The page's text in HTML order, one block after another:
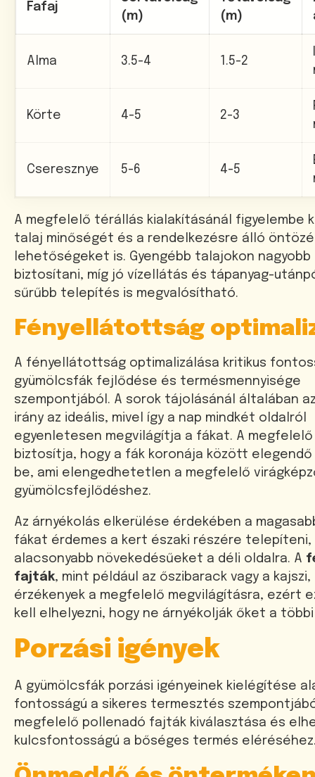
Fafaj
(m)
(m)
Alma 3.5-4 1.5-2
Körte 4-5 2-3
Cseresznye 5-6 4-5
A megfelelő térállás kialakításánál figyelembe
talaj minőségét és a rendelkezésre álló
lehetőségeket is. Gyengébb talajokon
biztosítani, míg jó vízellátás és tápanyag-
sűrűbb telepítés is megvalósítható.
Fényellátottság
A fényellátottság optimalizálása kritikus
gyümölcsfák fejlődése és termésmennyisége
szempontjából. A sorok tájolásánál általában
irány az ideális, mivel így a nap mindkét oldalról
egyenletesen megvilágítja a fákat. A
biztosítja, hogy a fák koronája között elegendő
be, ami elengedhetetlen a megfelelő
gyümölcsfejlődéshez.
Az árnyékolás elkerülése érdekében a
fákat érdemes a kert északi részére telepíteni,
alacsonyabb növekedésűeket a déli oldalra. A
fajták, mint például az őszibarack vagy a
érzékenyek a megfelelő megvilágításra, ezért
kell elhelyezni, hogy ne árnyékolják őket a
Porzási igények
A gyümölcsfák porzási igényeinek kielégítése
fontosságú a sikeres termesztés
megfelelő pollenadó fajták kiválasztása és
kulcsfontosságú a bőséges termés